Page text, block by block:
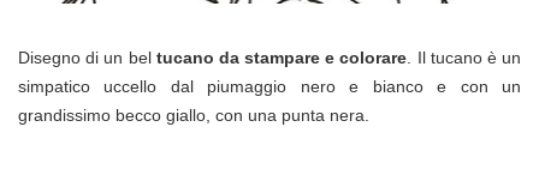
Disegno di un bel tucano da stampare e colorare. Il tucano è un
simpatico uccello dal piumaggio nero e bianco e con un
grandissimo becco giallo, con una punta nera.